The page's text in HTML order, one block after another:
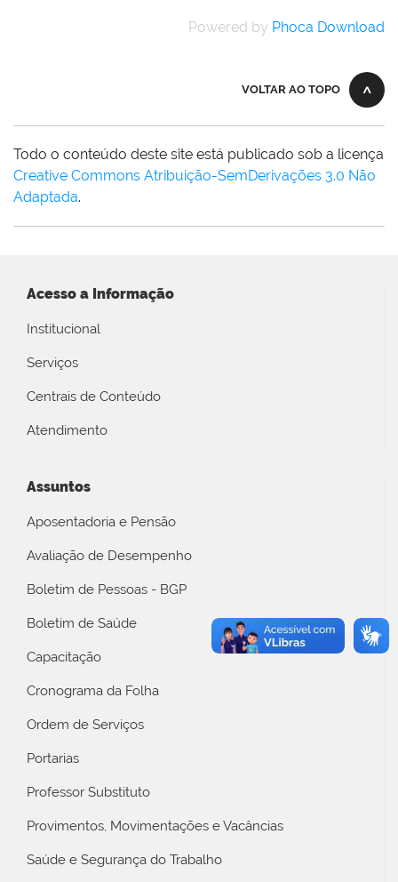
Powered by Phoca Download
VOLTAR AO TOPO
Todo o conteúdo deste site está publicado sob a licença
Creative Commons Atribuição-SemDerivações 3.0 Não
Adaptada.
Acesso a Informação
Institucional
Serviços
Centrais de Conteúdo
Atendimento
Assuntos
Aposentadoria e Pensão
Avaliação de Desempenho
Boletim de Pessoas - BGP
Boletim de Saúde
Capacitação
Cronograma da Folha
Ordem de Serviços
Portarias
Professor Substituto
Provimentos, Movimentações e Vacâncias
Saúde e Segurança do Trabalho